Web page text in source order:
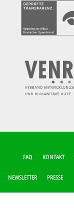
FUSSZEILEN-M
FAQ KONTAKT
NEWSLETTER PRESSE